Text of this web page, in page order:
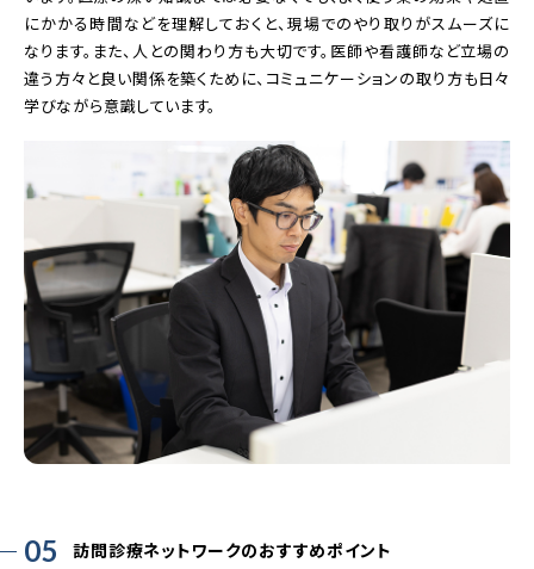
にかかる時間などを理解しておくと、現場でのやり取りがスムーズに
なります。また、人との関わり方も大切です。医師や看護師など立場の
違う方々と良い関係を築くために、コミュニケーションの取り方も日々
学びながら意識しています。
05 訪問診療ネットワークのおすすめポイント